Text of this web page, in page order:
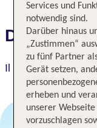
Das
Il Vecchio Mulino
Services und
notwendig sind.
Darüber hinaus
„Zustimmen“
zu fünf Partner
Gerät setzen,
erheben und
unserer
vorzuschlagen